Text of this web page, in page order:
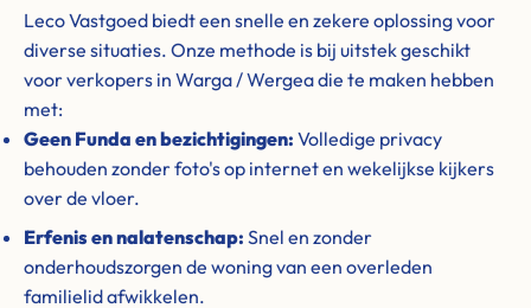
Leco Vastgoed biedt een snelle en zekere oplossing voor
diverse situaties. Onze methode is bij uitstek geschikt
voor verkopers in Warga / Wergea die te maken hebben
met:
Geen Funda en bezichtigingen: Volledige privacy
behouden zonder foto's op internet en wekelijkse kijkers
over de vloer.
Erfenis en nalatenschap: Snel en zonder
onderhoudszorgen de woning van een overleden
familielid afwikkelen.